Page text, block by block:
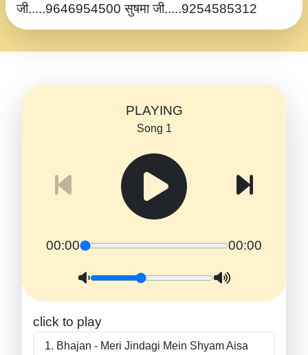
जी.....9646954500 सुषमा जी.....9254585312
PLAYING
Song 1
00:00 00:00
click to play
Bhajan - Meri Jindagi Mein Shyam Aisa